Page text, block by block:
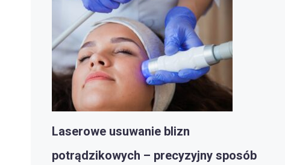
Laserowe usuwanie blizn
potrądzikowych – precyzyjny sposób